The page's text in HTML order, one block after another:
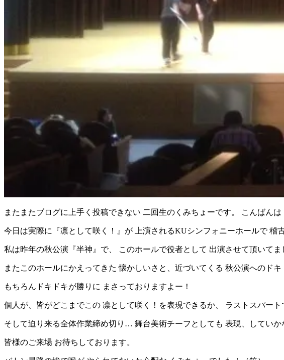
またまたブログに上手く投稿できない 二回生のくみちょーです。 こんばんは
今日は実際に『凛として咲く！』が 上演されるKUシンフォニーホールで 稽
私は昨年の秋公演『半神』で、 このホールで役者として 出演させて頂いてま
またこのホールにかえってきた 懐かしいさと、近づいてくる 秋公演へのドキ
もちろんドキドキが勝りに まさっておりますよー！
個人が、皆がどこまでこの 凛として咲く！を表現できるか、 ラストスパート
そして迫り来る全体作業締め切り… 舞台美術チーフとしても 表現、していか
皆様のご来場 お待ちしております。